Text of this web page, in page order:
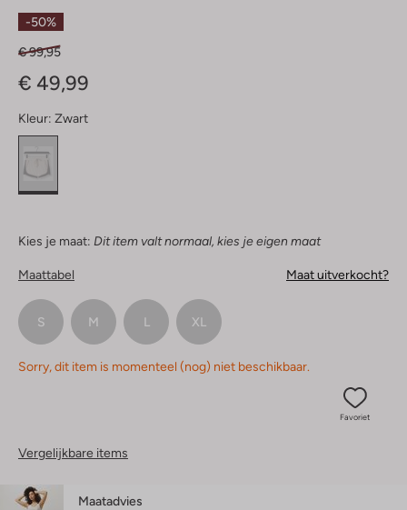
-50%
€ 99,95
€ 49,99
Kleur: Zwart
Kies je maat: Dit item valt normaal, kies je eigen maat
Maattabel Maat uitverkocht?
S M L XL
Sorry, dit item is momenteel (nog) niet beschikbaar.
Favoriet
Vergelijkbare items
Maatadvies